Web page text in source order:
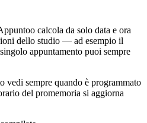
calcola da solo data e ora
dello studio — ad esempio il
appuntamento puoi sempre
vedi sempre quando è programmato
del promemoria si aggiorna